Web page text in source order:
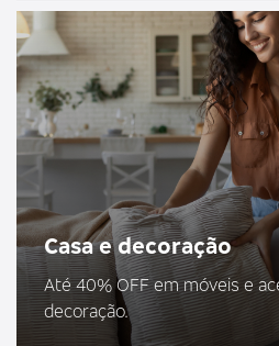
Casa e decoração
Até 40% OFF em móveis e
decoração.